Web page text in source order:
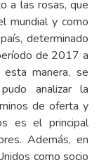
a las rosas, que
mundial y como
determinado
de 2017 a
manera, se
analizar la
de oferta y
es el principal
Además, en
como socio